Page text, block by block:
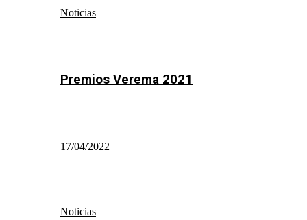
Noticias
Premios Verema 2021
17/04/2022
Noticias